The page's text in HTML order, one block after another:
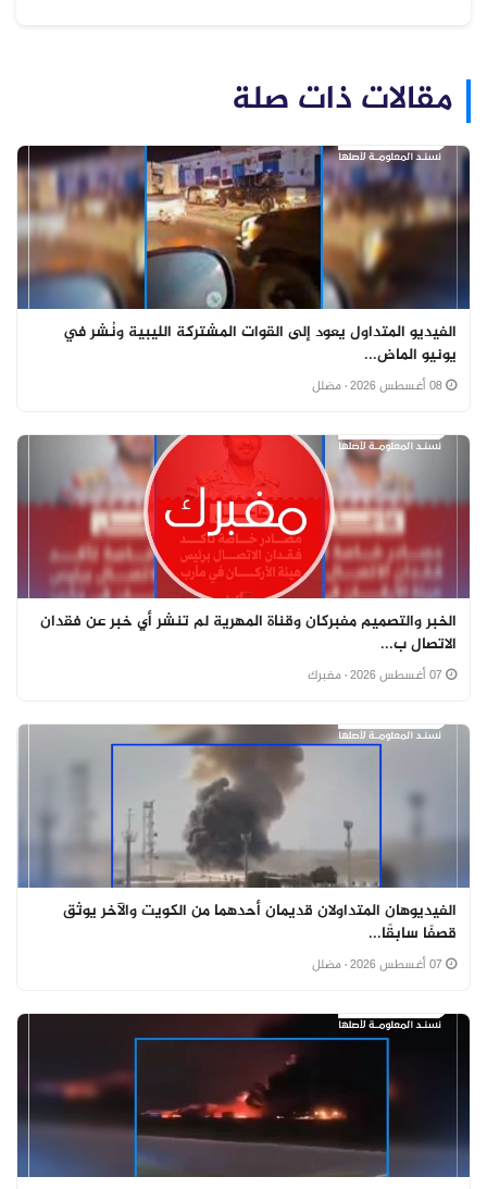
مقالات ذات صلة
الفيديو المتداول يعود إلى القوات المشتركة الليبية ونُشر في
يونيو الماض...
· مضلل
الخبر والتصميم مفبركان وقناة المهرية لم تنشر أي خبر عن فقدان
الاتصال ب...
· مفبرك
الفيديوهان المتداولان قديمان أحدهما من الكويت والآخر يوثق
قصفًا سابقًا...
· مضلل